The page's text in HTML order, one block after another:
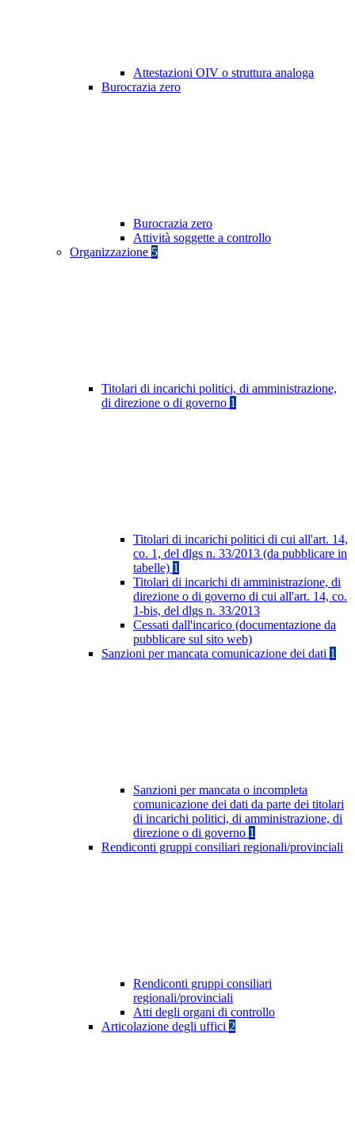
Attestazioni OIV o struttura analoga
Burocrazia zero
Burocrazia zero
Attività soggette a controllo
Organizzazione 5
Titolari di incarichi politici, di amministrazione,
di direzione o di governo 1
Titolari di incarichi politici di cui all'art. 14,
co. 1, del dlgs n. 33/2013 (da pubblicare in
tabelle) 1
Titolari di incarichi di amministrazione, di
direzione o di governo di cui all'art. 14, co.
1-bis, del dlgs n. 33/2013
Cessati dall'incarico (documentazione da
pubblicare sul sito web)
Sanzioni per mancata comunicazione dei dati 1
Sanzioni per mancata o incompleta
comunicazione dei dati da parte dei titolari
di incarichi politici, di amministrazione, di
direzione o di governo 1
Rendiconti gruppi consiliari regionali/provinciali
Rendiconti gruppi consiliari
regionali/provinciali
Atti degli organi di controllo
Articolazione degli uffici 2